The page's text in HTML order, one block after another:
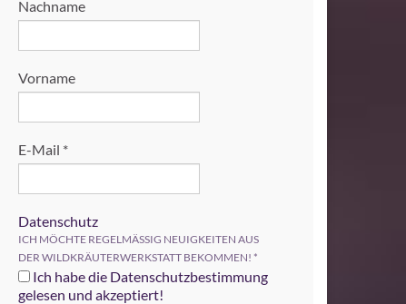
Nachname
Vorname
E-Mail *
Datenschutz
ICH MÖCHTE REGELMÄSSIG NEUIGKEITEN AUS
DER WILDKRÄUTERWERKSTATT BEKOMMEN! *
Ich habe die Datenschutzbestimmung
gelesen und akzeptiert!